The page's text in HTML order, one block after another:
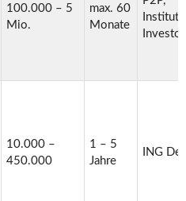
100.000 – 5
Mio.
max. 60
Monate
10.000 –
450.000
1 – 5
Jahre
ING